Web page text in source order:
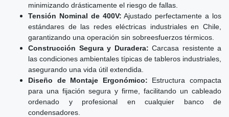
minimizando drásticamente el riesgo de fallas.
Tensión Nominal de 400V: Ajustado perfectamente a los
estándares de las redes eléctricas industriales en Chile,
garantizando una operación sin sobreesfuerzos térmicos.
Construcción Segura y Duradera: Carcasa resistente a
las condiciones ambientales típicas de tableros industriales,
asegurando una vida útil extendida.
Diseño de Montaje Ergonómico: Estructura compacta
para una fijación segura y firme, facilitando un cableado
ordenado y profesional en cualquier banco de
condensadores.